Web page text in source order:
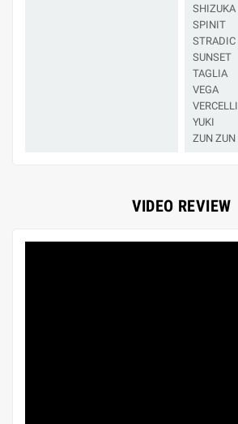
SHIZUKA
SPINIT
STRADIC
SUNSET
TAGLIA
VEGA
VERCELLI
YUKI
ZUN ZUN
VIDEO REVIEW